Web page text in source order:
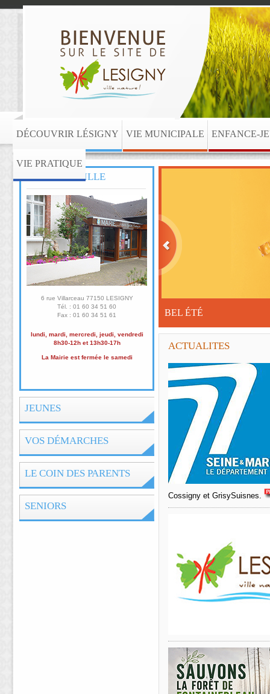
DÉCOUVRIR LÉSIGNY VIE MUNICIPALE ENFANCE-
VIE PRATIQUE
HÔTEL DE VILLE
6 rue Villarceau 77150 LESIGNY
Tél. : 01 60 34 51 60
Fax : 01 60 34 51 61
lundi, mardi, mercredi, jeudi, vendredi
8h30-12h et 13h30-17h
La Mairie est fermée le samedi
JEUNES
VOS DÉMARCHES
LE COIN DES PARENTS
SENIORS
BEL ÉTÉ
ACTUALITES
Cossigny et Grisy­Suisnes.